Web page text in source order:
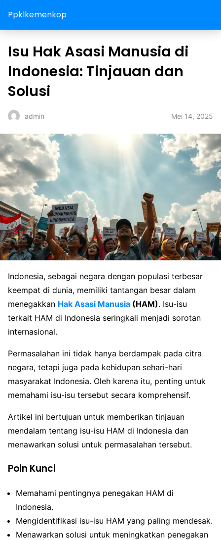
Ppklkemenkop
Isu Hak Asasi Manusia di
Indonesia: Tinjauan dan
Solusi
admin Mei 14, 2025
Indonesia, sebagai negara dengan populasi terbesar
keempat di dunia, memiliki tantangan besar dalam
menegakkan Hak Asasi Manusia (HAM). Isu-isu
terkait HAM di Indonesia seringkali menjadi sorotan
internasional.
Permasalahan ini tidak hanya berdampak pada citra
negara, tetapi juga pada kehidupan sehari-hari
masyarakat Indonesia. Oleh karena itu, penting untuk
memahami isu-isu tersebut secara komprehensif.
Artikel ini bertujuan untuk memberikan tinjauan
mendalam tentang isu-isu HAM di Indonesia dan
menawarkan solusi untuk permasalahan tersebut.
Poin Kunci
Memahami pentingnya penegakan HAM di
Indonesia.
Mengidentifikasi isu-isu HAM yang paling mendesak.
Menawarkan solusi untuk meningkatkan penegakan